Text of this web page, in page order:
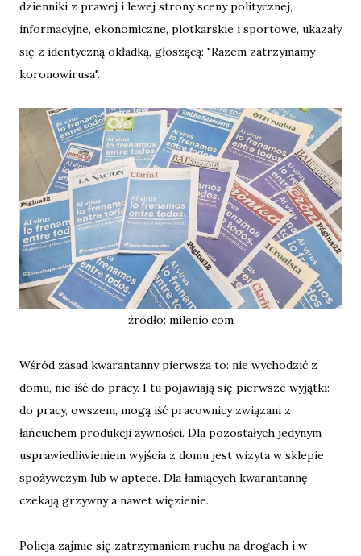
dzienniki z prawej i lewej strony sceny politycznej,
informacyjne, ekonomiczne, plotkarskie i sportowe, ukazały
się z identyczną okładką, głoszącą: "Razem zatrzymamy
koronowirusa".
źródło: milenio.com
Wśród zasad kwarantanny pierwsza to: nie wychodzić z
domu, nie iść do pracy. I tu pojawiają się pierwsze wyjątki:
do pracy, owszem, mogą iść pracownicy związani z
łańcuchem produkcji żywności. Dla pozostałych jedynym
usprawiedliwieniem wyjścia z domu jest wizyta w sklepie
spożywczym lub w aptece. Dla łamiących kwarantannę
czekają grzywny a nawet więzienie.
Policja zajmie się zatrzymaniem ruchu na drogach i w